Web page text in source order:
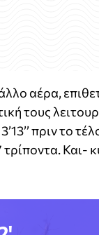
αέρα,
τους
πριν το
Και-